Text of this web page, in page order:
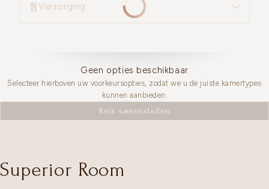
Verzorging
Geen opties beschikbaar
Selecteer hierboven uw voorkeursopties, zodat we u de juiste kamertypes
kunnen aanbieden.
Reis samenstellen
Superior Room